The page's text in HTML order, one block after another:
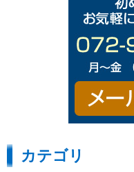
カテゴリ